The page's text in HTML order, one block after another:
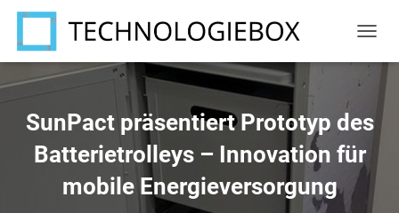
A
A
SunPact präsentiert Prototyp des
Batterietrolleys – Innovation für
mobile Energieversorgung